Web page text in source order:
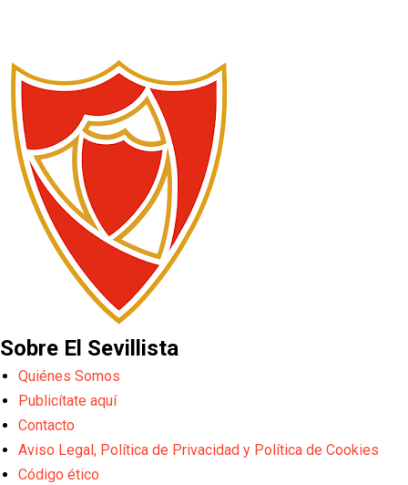
Sobre El Sevillista
Quiénes Somos
Publicítate aquí
Contacto
Aviso Legal, Política de Privacidad y Política de Cookies
Código ético